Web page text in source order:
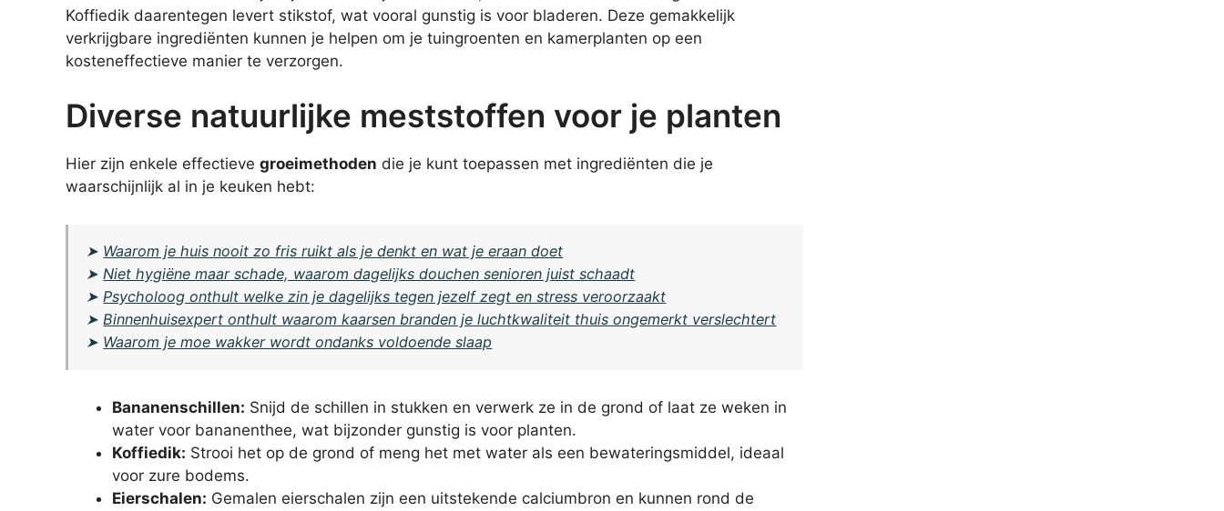
Koffiedik daarentegen levert stikstof, wat vooral gunstig is voor bladeren. Deze gemakkelijk
verkrijgbare ingrediënten kunnen je helpen om je tuingroenten en kamerplanten op een
kosteneffectieve manier te verzorgen.
Diverse natuurlijke meststoffen voor je planten
Hier zijn enkele effectieve groeimethoden die je kunt toepassen met ingrediënten die je
waarschijnlijk al in je keuken hebt:
➤ Waarom je huis nooit zo fris ruikt als je denkt en wat je eraan doet
➤Niet hygiëne maar schade, waarom dagelijks douchen senioren juist schaadt
➤Psycholoog onthult welke zin je dagelijks tegen jezelf zegt en stress veroorzaakt
➤Binnenhuisexpert onthult waarom kaarsen branden je luchtkwaliteit thuis ongemerkt verslechtert
➤ Waarom je moe wakker wordt ondanks voldoende slaap
Bananenschillen: Snijd de schillen in stukken en verwerk ze in de grond of laat ze weken in
water voor bananenthee, wat bijzonder gunstig is voor planten.
Koffiedik: Strooi het op de grond of meng het met water als een bewateringsmiddel, ideaal
voor zure bodems.
Eierschalen: Gemalen eierschalen zijn een uitstekende calciumbron en kunnen rond de